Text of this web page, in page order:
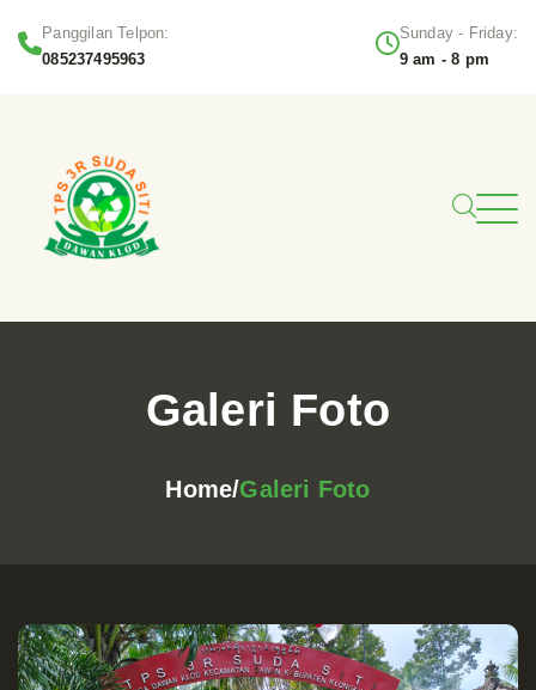
Panggilan Telpon:
085237495963
Sunday - Friday:
9 am - 8 pm
Galeri Foto
Home Galeri Foto